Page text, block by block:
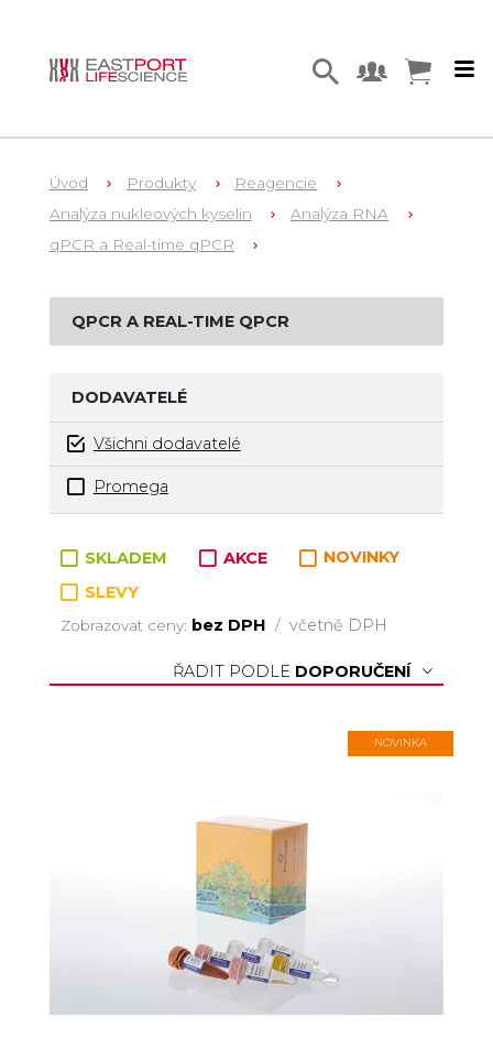
Úvod Produkty
Reagencie
Analýza nukleových kyselin
Analýza RNA
qPCR a Real-time qPCR
QPCR A REAL-TIME QPCR
DODAVATELÉ
Všichni dodavatelé
Promega
Zboží v kategorii
SKLADEM AKCE
NOVINKY
SLEVY
Zobrazovat ceny: bez DPH / včetně DPH
ŘADIT PODLE DOPORUČENÍ
NOVINKA